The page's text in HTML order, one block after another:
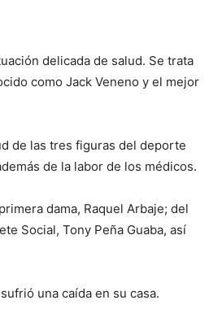
delicada de salud. Se trata
como Jack Veneno y el mejor
de las tres figuras del deporte
de la labor de los médicos.
dama, Raquel Arbaje; del
Social, Tony Peña Guaba, así
una caída en su casa.